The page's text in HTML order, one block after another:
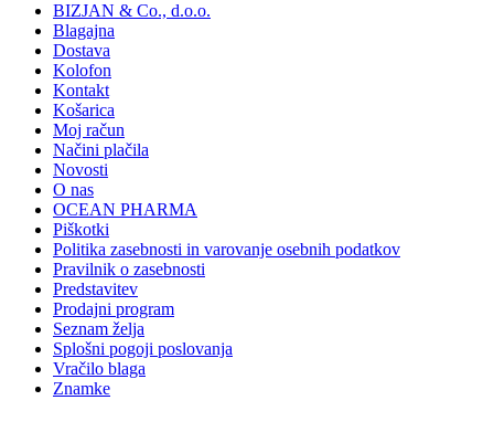
BIZJAN & Co., d.o.o.
Blagajna
Dostava
Kolofon
Kontakt
Košarica
Moj račun
Načini plačila
Novosti
O nas
OCEAN PHARMA
Piškotki
Politika zasebnosti in varovanje osebnih podatkov
Pravilnik o zasebnosti
Predstavitev
Prodajni program
Seznam želja
Splošni pogoji poslovanja
Vračilo blaga
Znamke